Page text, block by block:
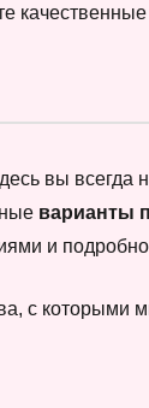
вы всегда
варианты
и
с которыми